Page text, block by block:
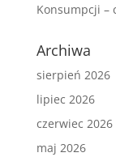
Konsumpcji –
Archiwa
sierpień 2026
lipiec 2026
czerwiec 2026
maj 2026